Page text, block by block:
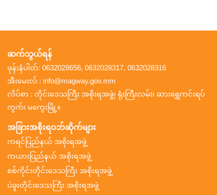
ဆက်သွယ်ရန်
ဖုန်းနံပါတ်: 0632028656, 0632028317, 0632028316
အီးမေးလ် : info@magway.gov.mm
လိပ်စာ : တိုင်းဒေသကြီး အစိုးရအဖွဲ့၊ ရုံးကြီးလမ်း၊ ဆားရွှေကင်းရပ်
ကွက်၊ မကွေးမြို့။
အခြားအစိုးရဝဘ်ဆိုက်များ
ကရင်ပြည်နယ် အစိုးရအဖွဲ့
ကယားပြည်နယ် အစိုးရအဖွဲ့
စစ်ကိုင်းတိုင်းဒေသကြီး အစိုးရအဖွဲ့
ပဲခူးတိုင်းဒေသကြီး အစိုးရအဖွဲ့